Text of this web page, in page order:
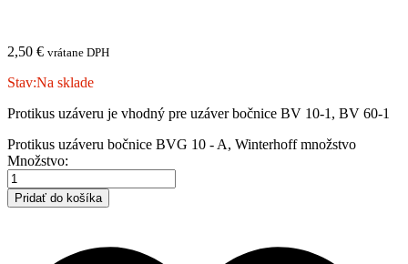
2,50 € vrátane DPH
Stav:Na sklade
Protikus uzáveru je vhodný pre uzáver bočnice BV 10-1, BV 60-1
Protikus uzáveru bočnice BVG 10 - A, Winterhoff množstvo
Množstvo:
Pridať do košíka